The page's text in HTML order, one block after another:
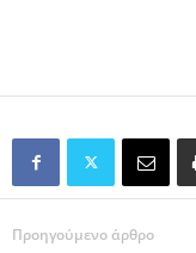
Προηγούμενο άρθρο